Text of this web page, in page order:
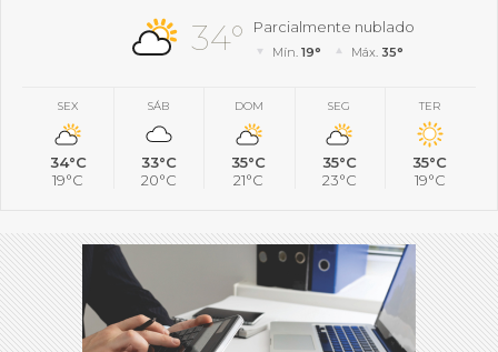
34° Parcialmente nublado
Mín.19° Máx. 35°
SEX
34°C
19°C
SÁB
33°C
20°C
DOM
35°C
21°C
SEG
35°C
23°C
TER
35°C
19°C